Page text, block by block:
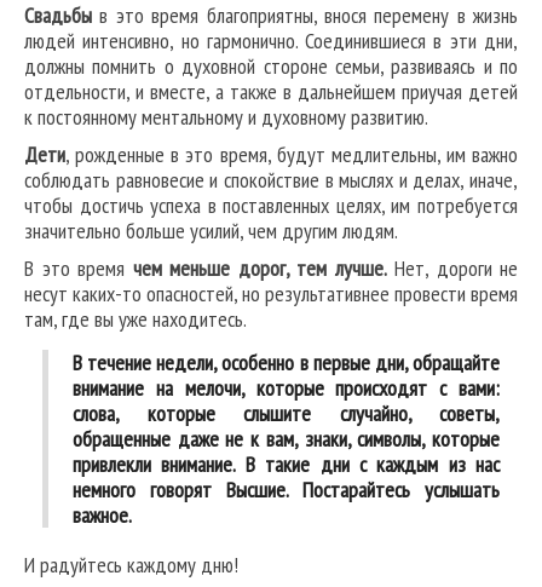
Свадьбы в это время благоприятны, внося перемену в жизнь
людей интенсивно, но гармонично. Соединившиеся в эти дни,
должны помнить о духовной стороне семьи, развиваясь и по
отдельности, и вместе, а также в дальнейшем приучая детей
к постоянному ментальному и духовному развитию.
Дети, рожденные в это время, будут медлительны, им важно
соблюдать равновесие и спокойствие в мыслях и делах, иначе,
чтобы достичь успеха в поставленных целях, им потребуется
значительно больше усилий, чем другим людям.
В это время чем меньше дорог, тем лучше.Нет, дороги не
несут каких-то опасностей, но результативнее провести время
там, где вы уже находитесь.
В течение недели, особенно в первые дни, обращайте
внимание на мелочи, которые происходят с вами:
слова, которые слышите случайно, советы,
обращенные даже не к вам, знаки, символы, которые
привлекли внимание. В такие дни с каждым из нас
немного говорят Высшие. Постарайтесь услышать
важное.
И радуйтесь каждому дню!